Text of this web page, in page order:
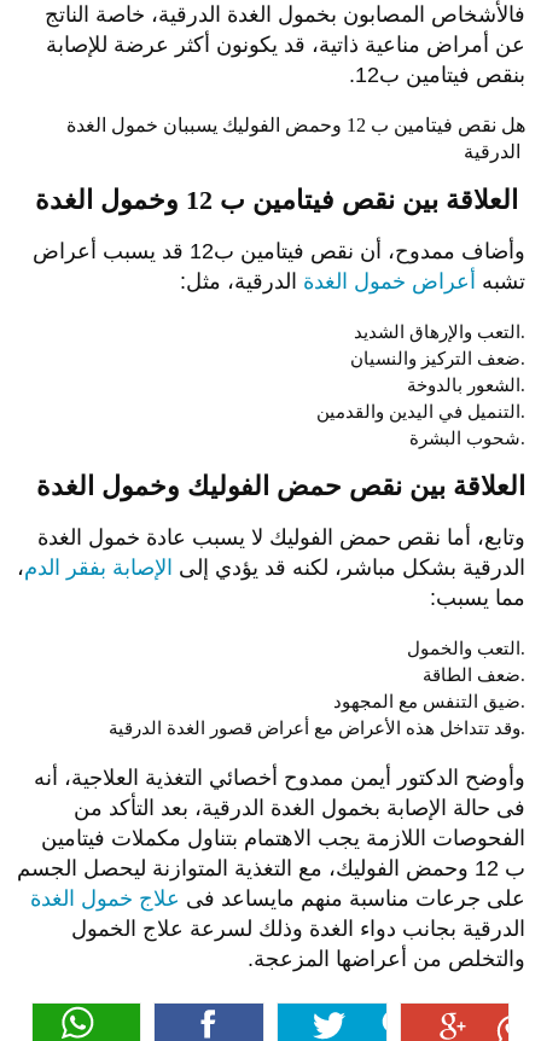
فالأشخاص المصابون بخمول الغدة الدرقية، خاصة الناتج
عن أمراض مناعية ذاتية، قد يكونون أكثر عرضة للإصابة
بنقص فيتامين ب12.
هل نقص فيتامين ب 12 وحمض الفوليك يسببان خمول الغدة
وأضاف ممدوح، أن نقص فيتامين ب12 قد يسبب أعراض
تشبه أعراض خمول الغدة الدرقية، مثل:
التعب والإرهاق الشديد.
ضعف التركيز والنسيان.
الشعور بالدوخة.
التنميل في اليدين والقدمين.
شحوب البشرة.
العلاقة بين نقص حمض الفوليك وخمول الغدة
وتابع، أما نقص حمض الفوليك لا يسبب عادة خمول الغدة
الدرقية بشكل مباشر، لكنه قد يؤدي إلى الإصابة بفقر الدم،
مما يسبب:
التعب والخمول.
ضعف الطاقة.
ضيق التنفس مع المجهود.
وقد تتداخل هذه الأعراض مع أعراض قصور الغدة الدرقية.
وأوضح الدكتور أيمن ممدوح أخصائي التغذية العلاجية، أنه
فى حالة الإصابة بخمول الغدة الدرقية، بعد التأكد من
الفحوصات اللازمة يجب الاهتمام بتناول مكملات فيتامين
ب 12 وحمض الفوليك، مع التغذية المتوازنة ليحصل الجسم
على جرعات مناسبة منهم مايساعد فى علاج خمول الغدة
الدرقية بجانب دواء الغدة وذلك لسرعة علاج الخمول
والتخلص من أعراضها المزعجة.